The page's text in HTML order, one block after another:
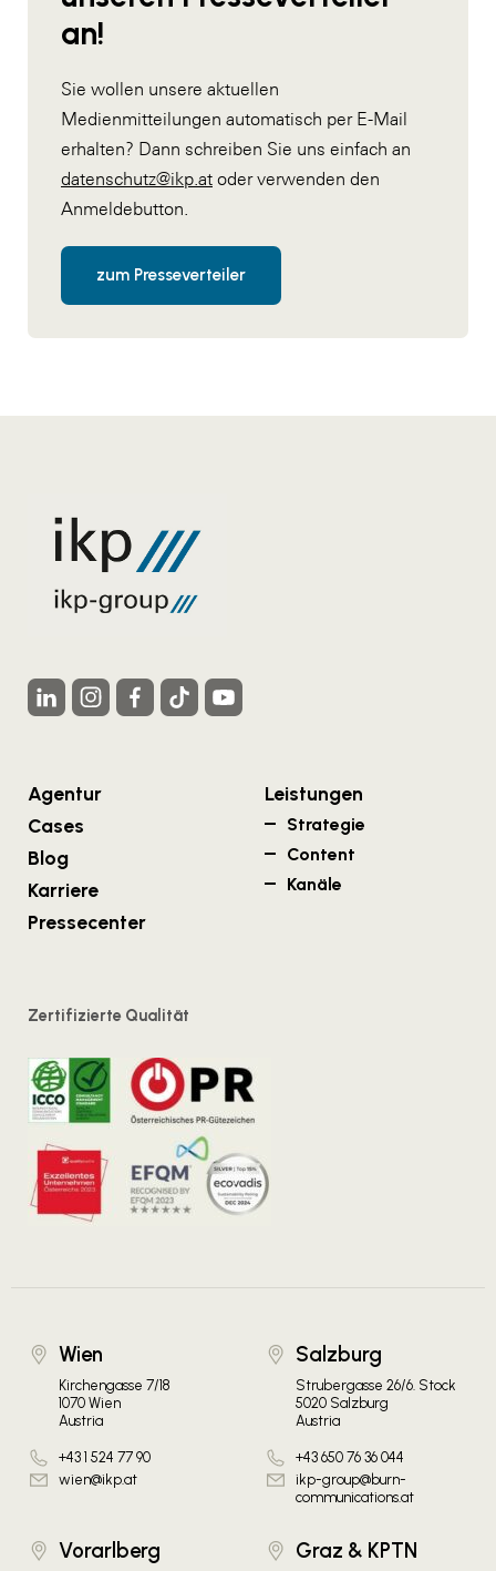
an!
Sie wollen unsere aktuellen
Medienmitteilungen automatisch per E-Mail
erhalten? Dann schreiben Sie uns einfach an
datenschutz@ikp.at oder verwenden den
Anmeldebutton.
zum Presseverteiler
Agentur
Cases
Blog
Karriere
Pressecenter
Leistungen
Strategie
Content
Kanäle
Zertifizierte Qualität
Wien
Kirchengasse 7/18
1070 Wien
Austria
+43 1 524 77 90
wien@ikp.at
Salzburg
Strubergasse 26/6. Stock
5020 Salzburg
Austria
+43 650 76 36 044
ikp-group@burn-
communications.at
Vorarlberg Graz & KPTN